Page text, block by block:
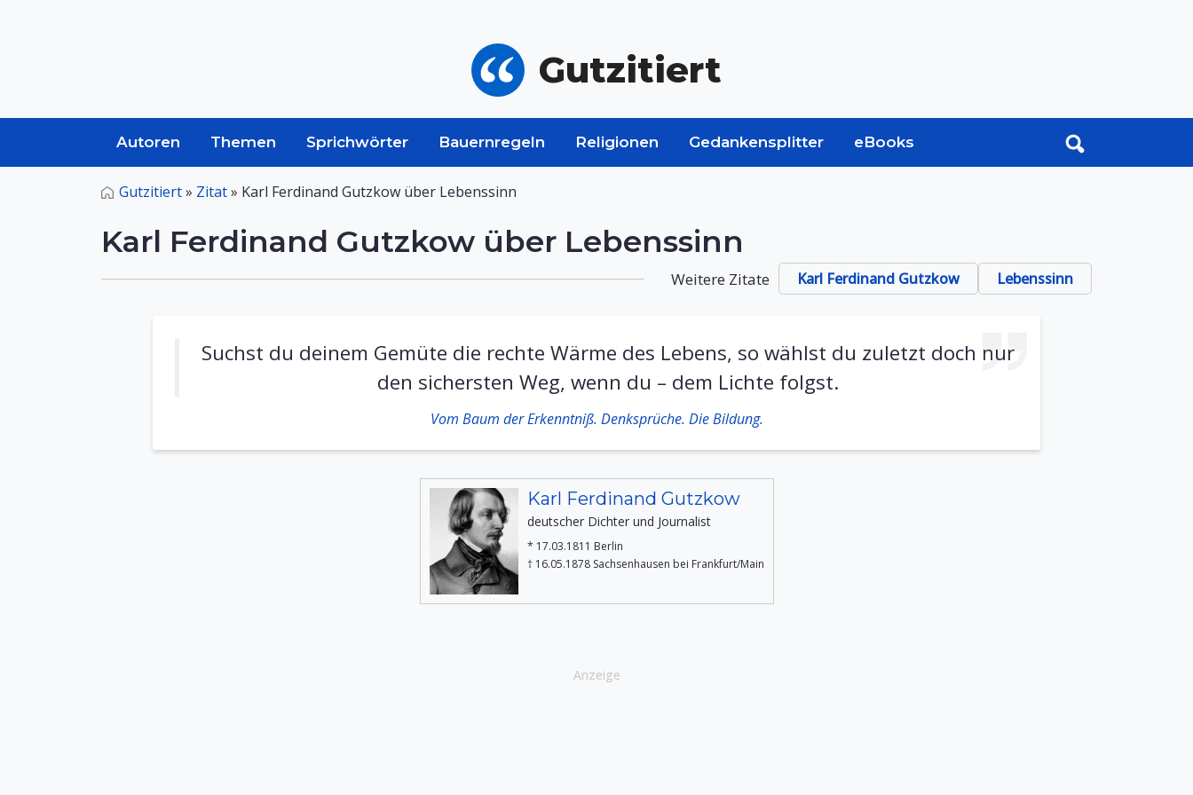
Gutzitiert
Autoren Themen Sprichwörter Bauernregeln Religionen Gedankensplitter eBooks
Gutzitiert» Zitat» Karl Ferdinand Gutzkow über Lebenssinn
Karl Ferdinand Gutzkow über Lebenssinn
Weitere Zitate Karl Ferdinand Gutzkow Lebenssinn
Suchst du deinem Gemüte die rechte Wärme des Lebens, so wählst du zuletzt doch nur
den sichersten Weg, wenn du – dem Lichte folgst.
Vom Baum der Erkenntniß. Denksprüche. Die Bildung.
Karl Ferdinand Gutzkow
deutscher Dichter und Journalist
* 17.03.1811 Berlin
† 16.05.1878 Sachsenhausen bei Frankfurt/Main
Anzeige